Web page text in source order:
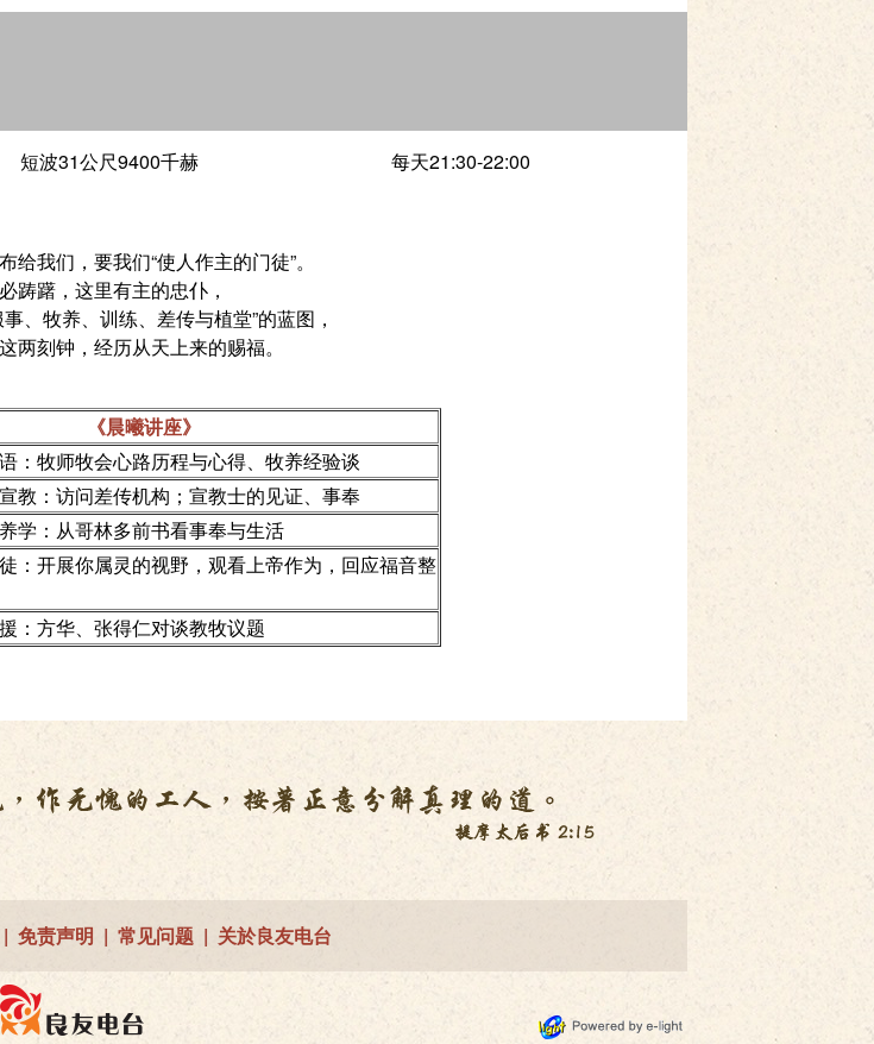
短波31公尺9400千赫
每天21:30-22:00
给我们，要我们“使人作主的门徒”。
踌躇，这里有主的忠仆，
、牧养、训练、差传与植堂”的蓝图，
两刻钟，经历从天上来的赐福。
《晨曦讲座》
：牧师牧会心路历程与心得、牧养经验谈
教：访问差传机构；宣教士的见证、事奉
学：从哥林多前书看事奉与生活
：开展你属灵的视野，观看上帝作为，回应福音整
：方华、张得仁对谈教牧议题
| 免责声明 | 常见问题 | 关於良友电台